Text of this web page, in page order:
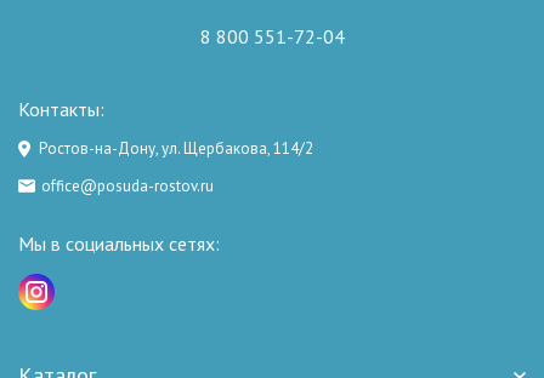
8 800 551-72-04
Контакты:
Ростов-на-Дону, ул. Щербакова, 114/2
office@posuda-rostov.ru
Мы в социальных сетях: